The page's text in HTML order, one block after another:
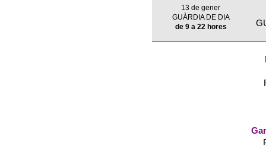
13 de gener
GUÀRDIA DE DIA
de 9 a 22 hores